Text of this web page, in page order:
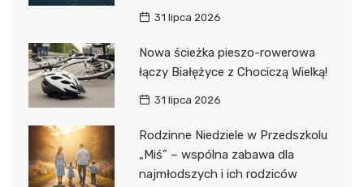
31 lipca 2026
Nowa ścieżka pieszo-rowerowa
łączy Białężyce z Chociczą Wielką!
31 lipca 2026
Rodzinne Niedziele w Przedszkolu
„Miś” – wspólna zabawa dla
najmłodszych i ich rodziców